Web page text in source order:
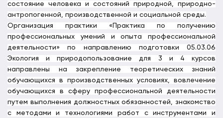
состояние человека и состояний природной, природно-
антропогенной, производственной и социальной среды.
Организация практики «Практика по получению
профессиональных умений и опыта профессиональной
деятельности» по направлению подготовки 05.03.06
Экология и природопользование для 3 и 4 курсов
направлены на закрепление теоретических знаний
обучающихся в производственных условиях, вовлечение
обучающихся в сферу профессиональной деятельности
путем выполнения должностных обязанностей, знакомство
с методами и технологиями работ с инструментами и